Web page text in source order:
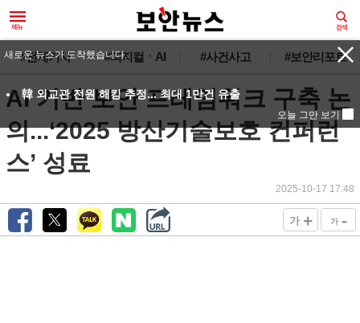
#전체기사 #피지컬ㆍAI #사건사고 #보안리포트
AI 기반 보안 프레임워크 구축 논
의...‘2025 방산기술보호 컨퍼런
스’ 성료
2025-10-17 17:48
가 + 가 -
새로운 뉴스가 도착했습니다.
韓 외교관 전원 해킹 추정... 최대 1만건 유출
오늘 그만 보기